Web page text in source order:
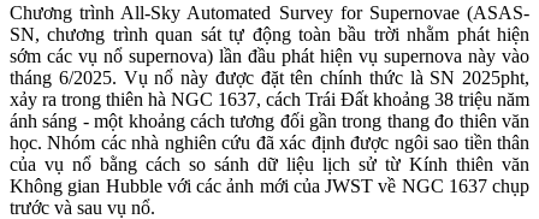
Chương trình All-Sky Automated Survey for Supernovae (ASAS-
SN, chương trình quan sát tự động toàn bầu trời nhằm phát hiện
sớm các vụ nổ supernova) lần đầu phát hiện vụ supernova này vào
tháng 6/2025. Vụ nổ này được đặt tên chính thức là SN 2025pht,
xảy ra trong thiên hà NGC 1637, cách Trái Đất khoảng 38 triệu năm
ánh sáng - một khoảng cách tương đối gần trong thang đo thiên văn
học. Nhóm các nhà nghiên cứu đã xác định được ngôi sao tiền thân
của vụ nổ bằng cách so sánh dữ liệu lịch sử từ Kính thiên văn
Không gian Hubble với các ảnh mới của JWST về NGC 1637 chụp
trước và sau vụ nổ.